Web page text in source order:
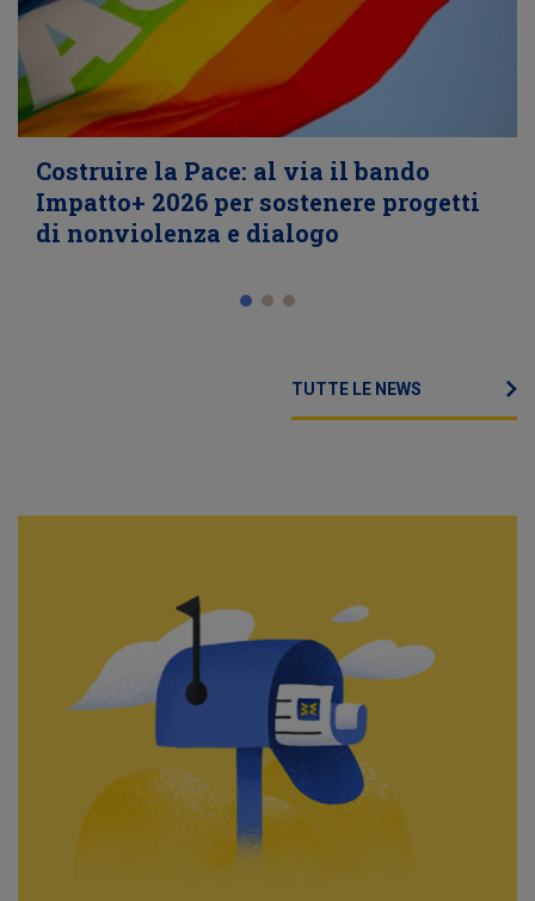
Costruire la Pace: al via il bando
Impatto+ 2026 per sostenere progetti
di nonviolenza e dialogo
TUTTE LE NEWS